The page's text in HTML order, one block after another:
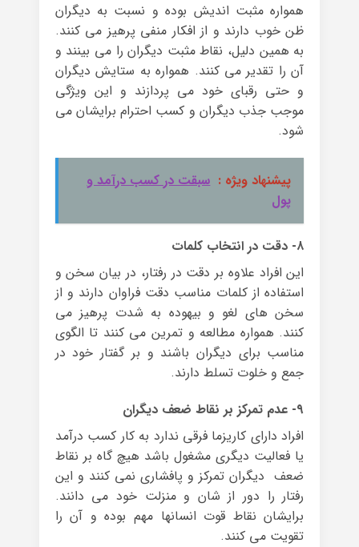
همواره مثبت اندیش بوده و نسبت به دیگران
ظن خوب دارند و از افکار منفی پرهیز می کنند.
به همین دلیل، نقاط مثبت دیگران را می بینند و
آن را تقدیر می کنند. همواره به ستایش دیگران
و حتی رقبای خود می پردازند و این ویژگی
موجب جذب دیگران و کسب احترام برایشان می
شود.
پیشنهاد ویژه : سبقت در کسب درآمد و
پول
۸- دقت در انتخاب کلمات
این افراد علاوه بر دقت در رفتار، در بیان سخن و
استفاده از کلمات مناسب دقت فراوان دارند و از
سخن های لغو و بیهوده به شدت پرهیز می
کنند. همواره مطالعه و تمرین می کنند تا الگوی
مناسب برای دیگران باشند و بر گفتار خود در
جمع و خلوت تسلط دارند.
۹- عدم تمرکز بر نقاط ضعف دیگران
افراد دارای کاریزما فرقی ندارد به کار کسب درآمد
یا فعالیت دیگری مشغول باشد هیچ گاه بر نقاط
ضعف دیگران تمرکز و پافشاری نمی کنند و این
رفتار را دور از شان و منزلت خود می دانند.
برایشان نقاط قوت انسانها مهم بوده و آن را
تقویت می کنند.